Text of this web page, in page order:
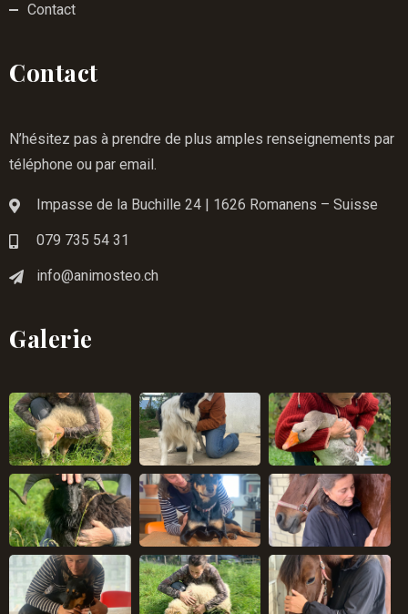
Contact
Contact
N’hésitez pas à prendre de plus amples renseignements par
téléphone ou par email.
Impasse de la Buchille 24 | 1626 Romanens – Suisse
079 735 54 31
info@animosteo.ch
Galerie